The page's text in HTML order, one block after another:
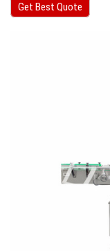
Get Best Quote